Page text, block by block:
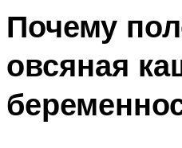
Почему
овсяная